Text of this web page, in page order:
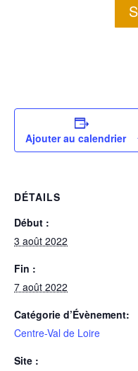
Ajouter au calendrier
DÉTAILS
Début :
3 août 2022
Fin :
7 août 2022
Catégorie d’Évènement:
Centre-Val de Loire
Site :